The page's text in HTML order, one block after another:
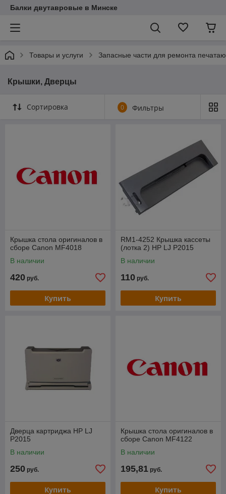
Балки двутавровые в Минске
Товары и услуги Запасные части для ремонта
Крышки, Дверцы
Сортировка 0 Фильтры
Крышка стола оригиналов в
сборе Canon MF4018
В наличии
420 руб.
Купить
RM1-4252 Крышка кассеты
(лотка 2) HP LJ P2015
В наличии
110 руб.
Купить
Дверца картриджа HP LJ
P2015
В наличии
250 руб.
Купить
Крышка стола оригиналов в
сборе Canon MF4122
В наличии
195,81 руб.
Купить